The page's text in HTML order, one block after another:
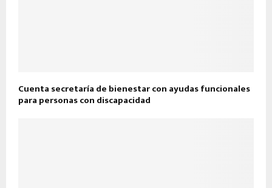
Cuenta secretaría de bienestar con ayudas funcionales
para personas con discapacidad